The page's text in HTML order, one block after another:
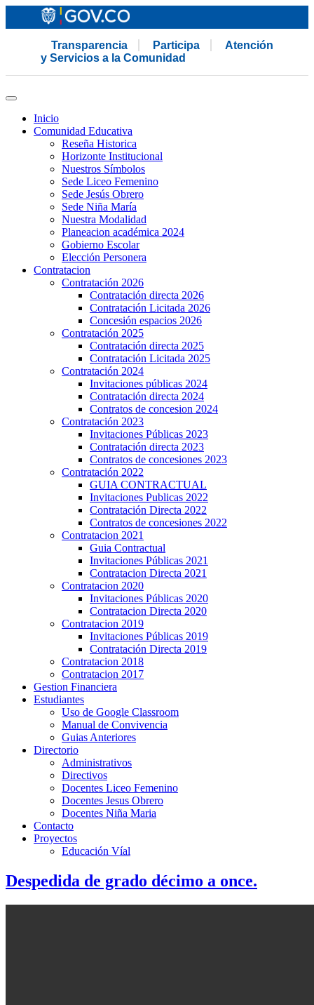
Transparencia Participa
Atención
y Servicios a la Comunidad
Inicio
Comunidad Educativa
Reseña Historica
Horizonte Institucional
Nuestros Símbolos
Sede Liceo Femenino
Sede Jesús Obrero
Sede Niña María
Nuestra Modalidad
Planeacion académica 2024
Gobierno Escolar
Elección Personera
Contratacion
Contratación 2026
Contratación directa 2026
Contratación Licitada 2026
Concesión espacios 2026
Contratación 2025
Contratación directa 2025
Contratación Licitada 2025
Contratación 2024
Invitaciones públicas 2024
Contratación directa 2024
Contratos de concesion 2024
Contratación 2023
Invitaciones Públicas 2023
Contratación directa 2023
Contratos de concesiones 2023
Contratación 2022
GUIA CONTRACTUAL
Invitaciones Publicas 2022
Contratación Directa 2022
Contratos de concesiones 2022
Contratacion 2021
Guia Contractual
Invitaciones Públicas 2021
Contratacion Directa 2021
Contratacion 2020
Invitaciones Públicas 2020
Contratacion Directa 2020
Contratacion 2019
Invitaciones Públicas 2019
Contratación Directa 2019
Contratacion 2018
Contratacion 2017
Gestion Financiera
Estudiantes
Uso de Google Classroom
Manual de Convivencia
Guias Anteriores
Directorio
Administrativos
Directivos
Docentes Liceo Femenino
Docentes Jesus Obrero
Docentes Niña Maria
Contacto
Proyectos
Educación Víal
Despedida de grado décimo a once.